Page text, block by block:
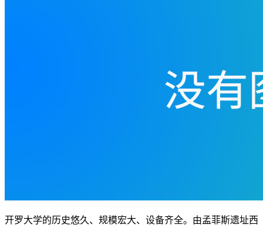
开罗大学的历史悠久、规模宏大、设备齐全。由孟菲斯遗址西